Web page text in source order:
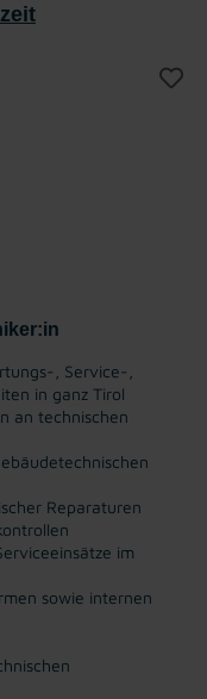
, Service-,
in ganz Tirol
an technischen
Reparaturen
im
sowie internen